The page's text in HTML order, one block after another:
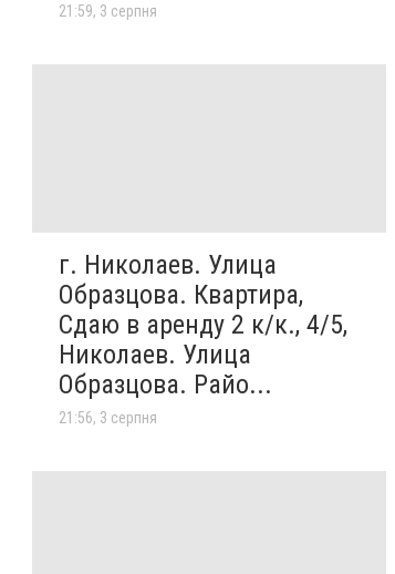
21:59, 3 серпня
г. Николаев. Улица
Образцова. Квартира,
Сдаю в аренду 2 к/к., 4/5,
Николаев. Улица
Образцова. Райо...
21:56, 3 серпня